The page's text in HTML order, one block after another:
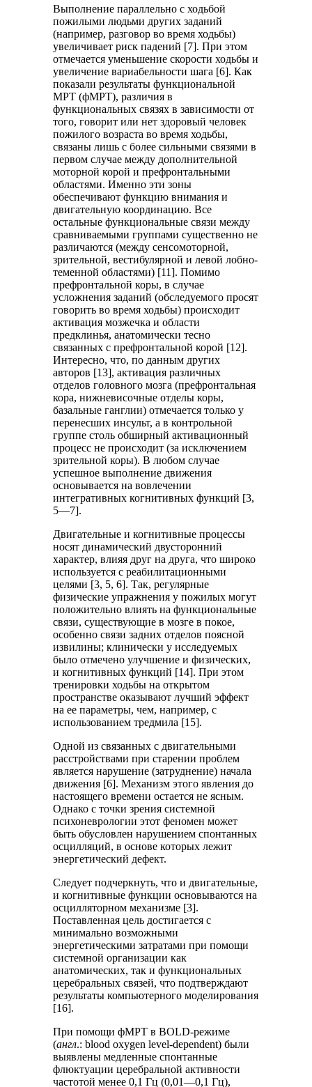
Выполнение параллельно с ходьбой
пожилыми людьми других заданий
(например, разговор во время ходьбы)
увеличивает риск падений [7]. При этом
отмечается уменьшение скорости ходьбы и
увеличение вариабельности шага [6]. Как
показали результаты функциональной
МРТ (фМРТ), различия в
функциональных связях в зависимости от
того, говорит или нет здоровый человек
пожилого возраста во время ходьбы,
связаны лишь с более сильными связями в
первом случае между дополнительной
моторной корой и префронтальными
областями. Именно эти зоны
обеспечивают функцию внимания и
двигательную координацию. Все
остальные функциональные связи между
сравниваемыми группами существенно не
различаются (между сенсомоторной,
зрительной, вестибулярной и левой лобно-
теменной областями) [11]. Помимо
префронтальной коры, в случае
усложнения заданий (обследуемого просят
говорить во время ходьбы) происходит
активация мозжечка и области
предклинья, анатомически тесно
связанных с префронтальной корой [12].
Интересно, что, по данным других
авторов [13], активация различных
отделов головного мозга (префронтальная
кора, нижневисочные отделы коры,
базальные ганглии) отмечается только у
перенесших инсульт, а в контрольной
группе столь обширный активационный
процесс не происходит (за исключением
зрительной коры). В любом случае
успешное выполнение движения
основывается на вовлечении
интегративных когнитивных функций [3,
5—7].
Двигательные и когнитивные процессы
носят динамический двусторонний
характер, влияя друг на друга, что широко
используется с реабилитационными
целями [3, 5, 6]. Так, регулярные
физические упражнения у пожилых могут
положительно влиять на функциональные
связи, существующие в мозге в покое,
особенно связи задних отделов поясной
извилины; клинически у исследуемых
было отмечено улучшение и физических,
и когнитивных функций [14]. При этом
тренировки ходьбы на открытом
пространстве оказывают лучший эффект
на ее параметры, чем, например, с
использованием тредмила [15].
Одной из связанных с двигательными
расстройствами при старении проблем
является нарушение (затруднение) начала
движения [6]. Механизм этого явления до
настоящего времени остается не ясным.
Однако с точки зрения системной
психоневрологии этот феномен может
быть обусловлен нарушением спонтанных
осцилляций, в основе которых лежит
энергетический дефект.
Следует подчеркнуть, что и двигательные,
и когнитивные функции основываются на
осцилляторном механизме [3].
Поставленная цель достигается с
минимально возможными
энергетическими затратами при помощи
системной организации как
анатомических, так и функциональных
церебральных связей, что подтверждают
результаты компьютерного моделирования
[16].
При помощи фМРТ в BOLD-режиме
(англ.: blood oxygen level-dependent) были
выявлены медленные спонтанные
флюктуации церебральной активности
частотой менее 0,1 Гц (0,01—0,1 Гц),